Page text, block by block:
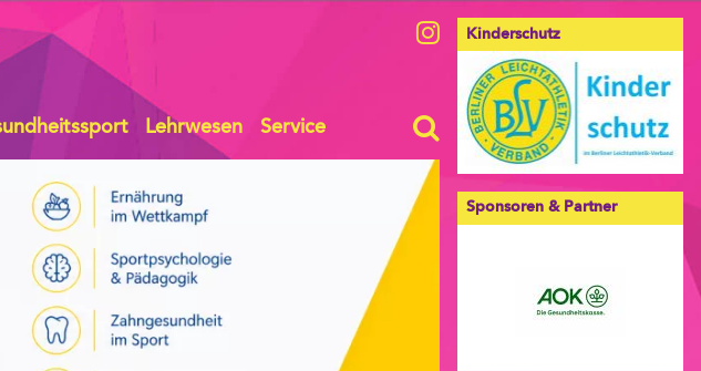
Lehrwesen Service
Kinderschutz
Sponsoren & Partner